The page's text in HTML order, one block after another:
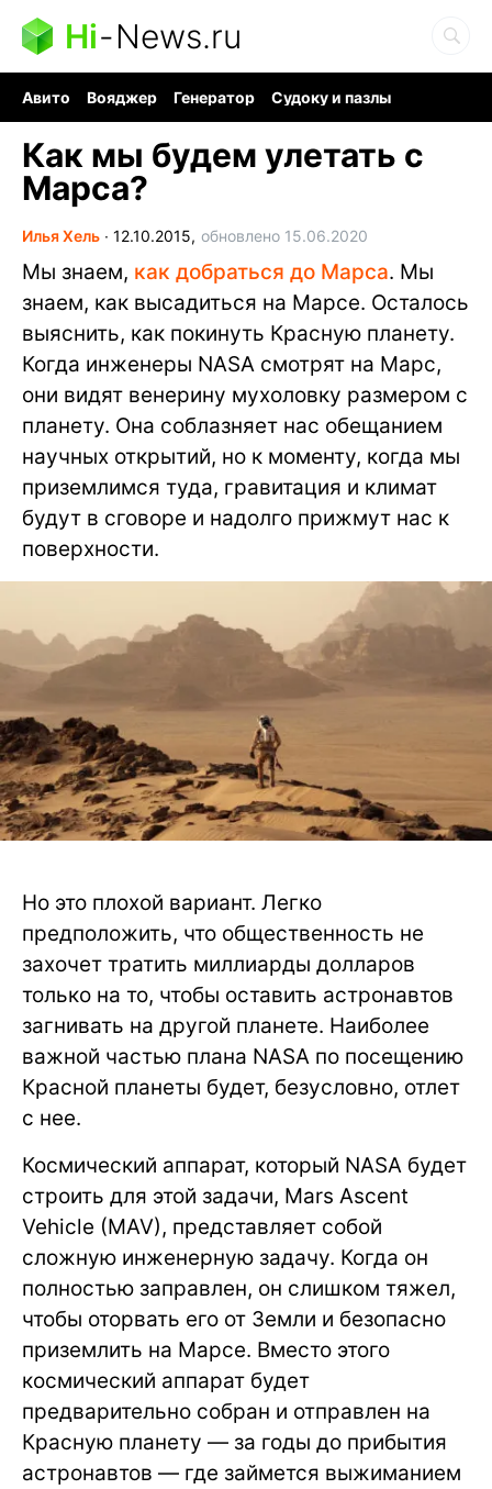
Hi-News.ru
Авито Вояджер Генератор
Судоку и пазлы
Как мы будем улетать с
Марса?
Илья Хель ∙ 12.10.2015, обновлено 15.06.2020
Мы знаем, как добраться до Марса. Мы
знаем, как высадиться на Марсе. Осталось
выяснить, как покинуть Красную планету.
Когда инженеры NASA смотрят на Марс,
они видят венерину мухоловку размером с
планету. Она соблазняет нас обещанием
научных открытий, но к моменту, когда мы
приземлимся туда, гравитация и климат
будут в сговоре и надолго прижмут нас к
поверхности.
Но это плохой вариант. Легко
предположить, что общественность не
захочет тратить миллиарды долларов
только на то, чтобы оставить астронавтов
загнивать на другой планете. Наиболее
важной частью плана NASA по посещению
Красной планеты будет, безусловно, отлет
с нее.
Космический аппарат, который NASA будет
строить для этой задачи, Mars Ascent
Vehicle (MAV), представляет собой
сложную инженерную задачу. Когда он
полностью заправлен, он слишком тяжел,
чтобы оторвать его от Земли и безопасно
приземлить на Марсе. Вместо этого
космический аппарат будет
предварительно собран и отправлен на
Красную планету — за годы до прибытия
астронавтов — где займется выжиманием